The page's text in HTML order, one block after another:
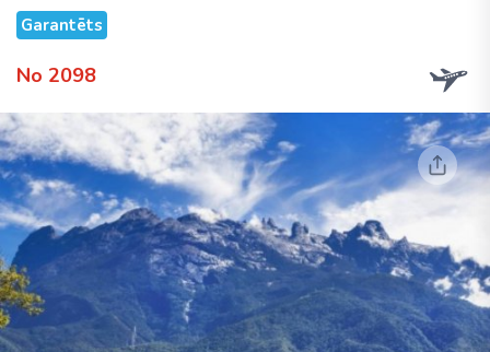
Garantēts
No 2098